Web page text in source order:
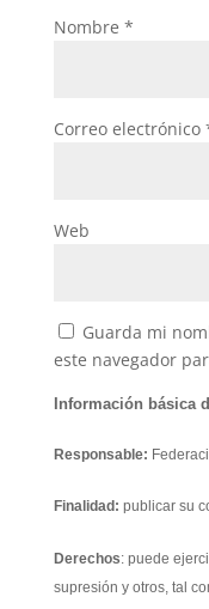
Nombre *
Correo electrónico
Web
Guarda mi
este navegador
Información básica
Responsable:
Finalidad: publicar su
Derechos: puede
supresión y otros, tal